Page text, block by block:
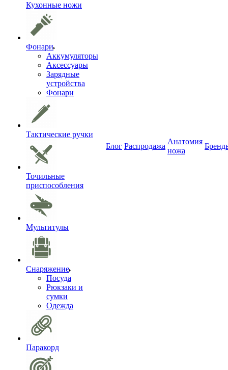
Кухонные ножи
Фонари
Аккумуляторы
Аксессуары
Зарядные
устройства
Фонари
Тактические ручки
Точильные
приспособления
Мультитулы
Снаряжение
Посуда
Рюкзаки и
сумки
Одежда
Паракорд
Блог Распродажа
Анатомия
ножа